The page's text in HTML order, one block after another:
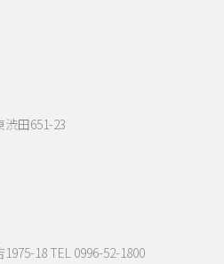
田651-23
18 TEL 0996-52-1800